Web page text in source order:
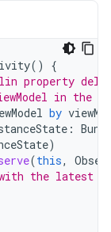
()
{
property
in the
by
:
)
(this,
the latest